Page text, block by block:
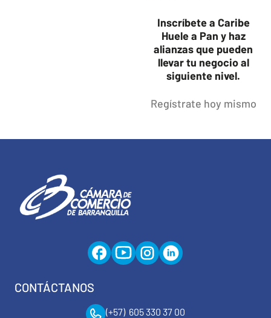
Inscríbete a Caribe
Huele a Pan y haz
alianzas que pueden
llevar tu negocio al
siguiente nivel.
Regístrate hoy mismo
CONTÁCTANOS
(+57) 605 330 37 00